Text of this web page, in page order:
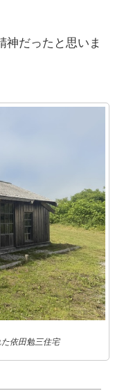
神だったと思いま
依田勉三住宅